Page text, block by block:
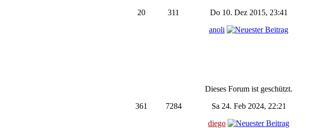
20 311
Do 10. Dez 2015, 23:41
anoli
361 7284
Dieses Forum ist geschützt.
Sa 24. Feb 2024, 22:21
diego